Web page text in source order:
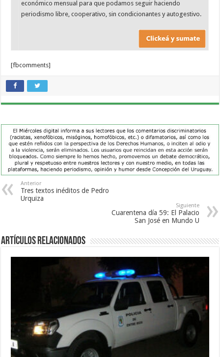
económico mensual para que podamos seguir haciendo
periodismo libre, cooperativo, sin condicionantes y autogestivo.
[fbcomments]
Anterior
Tres textos inéditos de Pedro
Urquiza
Siguiente
Cuarentena día 59: El Palacio
San José en Mundo U
Artículos Relacionados